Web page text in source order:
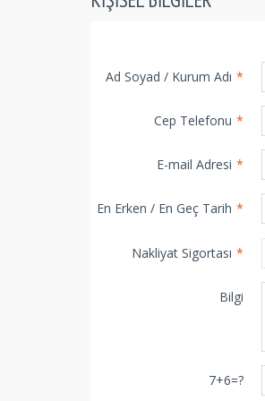
Ad Soyad / Kurum Adı *
Cep Telefonu *
E-mail Adresi *
En Erken / En Geç Tarih *
Nakliyat Sigortası *
Bilgi
7+6=?